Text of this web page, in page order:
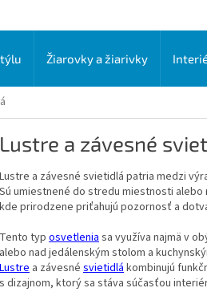
Žiarovky a žiarivky
Lustre a závesné
Lustre a závesné svietidlá patria medzi
Sú umiestnené do stredu miestnosti alebo
kde prirodzene priťahujú pozornosť a
Tento typ osvetlenia sa využíva najmä v
alebo nad jedálenským stolom a
Lustre a závesné svietidlá kombinujú
s dizajnom, ktorý sa stáva súčasťou